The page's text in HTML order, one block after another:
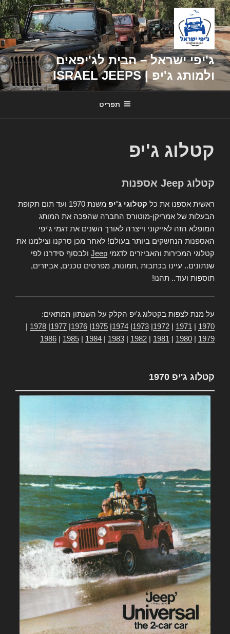
דילוג
לתוכן
ג'יפי ישראל – הבית לג'יפאים
ולמותג ג'יפ | ISRAEL JEEPS
תפריט
קטלוג ג'יפ
קטלוג Jeep אספנות
ראשית אספנו את כל קטלוגי ג'יפ
משנת 1970 ועד תום תקופת
הבעלות של אמריקן-מוטורס החברה שהפכה את המותג
המופלא הזה לאייקוני וייצרה לאורך השנים את דגמי ג'יפי
האספנות הנחשקים ביותר בעולם! לאחר מכן סרקנו וצילמנו את
קטלוגי המכירות והאביזרים לדגמי Jeep ולבסוף סידרנו לפי
שנתונים.. עיינו בכתבות ,תמונות, מפרטים טכנים, אביזרים,
תוספות ועוד.. תהנו!
על מנת לצפות בקטלוג ג'יפ הקלק על השנתון המתאים:
1970
1971
1972
1973
1974
1975
1976
1977
1978
1979
1980
1981
1982
1983
1984
1985
1986
קטלוג ג'יפ 1970